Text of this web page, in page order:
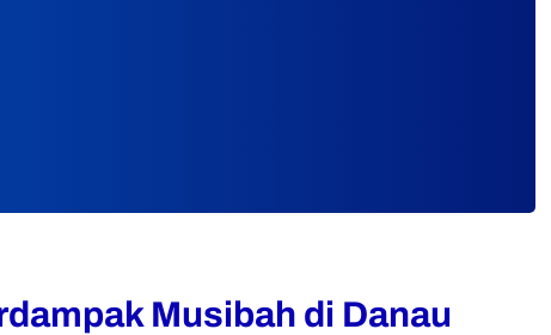
Musibah di Danau